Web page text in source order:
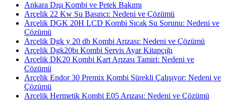
Ankara Dışı Kombi ve Petek Bakımı
Arçelik 22 Kw Su Basıncı: Nedeni ve Çözümü
Arçelik DGK 20H LCD Kombi Sıcak Su Sorunu: Nedeni ve
Çözümü
Arçelik Dgk y 20 db Kombi Arızası: Nedeni ve Çözümü
Arçelik Dgk20bı Kombi Servis Ayar Kitapçığı
Arçelik DK20 Kombi Kart Arızası Tamiri: Nedeni ve
Çözümü
Arçelik Endor 30 Premix Kombi Sürekli Çalışıyor: Nedeni ve
Çözümü
Arçelik Hermetik Kombi E05 Arızası: Nedeni ve Çözümü